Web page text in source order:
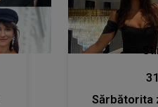
Sărbătorita